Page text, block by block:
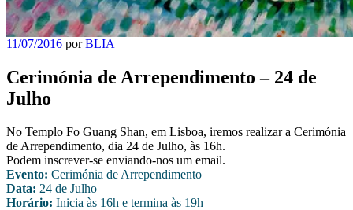
Publicado
11/07/2016 porBLIA
Cerimónia de Arrependimento – 24 de
Julho
No Templo Fo Guang Shan, em Lisboa, iremos realizar a Cerimónia
de Arrependimento, dia 24 de Julho, às 16h.
Podem inscrever-se enviando-nos um email.
Evento: Cerimónia de Arrependimento
Data: 24 de Julho
Horário: Inicia às 16h e termina às 19h